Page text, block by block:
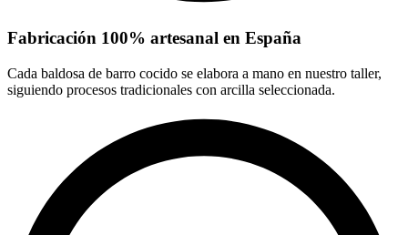
Fabricación 100% artesanal en España
Cada baldosa de barro cocido se elabora a mano en nuestro taller,
siguiendo procesos tradicionales con arcilla seleccionada.